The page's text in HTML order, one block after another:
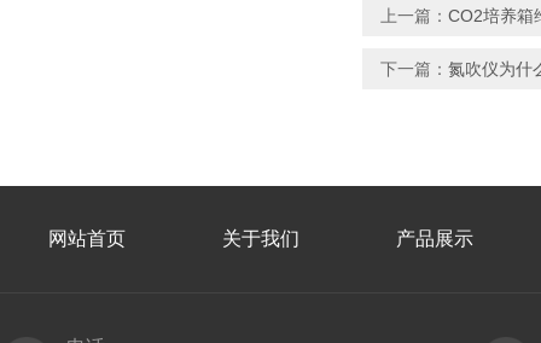
上一篇： CO2培养箱
下一篇： 氮吹仪为什
网站首页 关于我们 产品展示